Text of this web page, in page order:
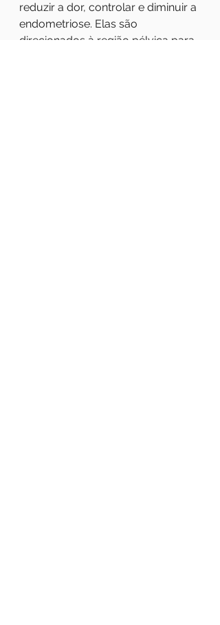
reduzir a dor, controlar e diminuir a
endometriose. Elas são
direcionados à região pélvica para